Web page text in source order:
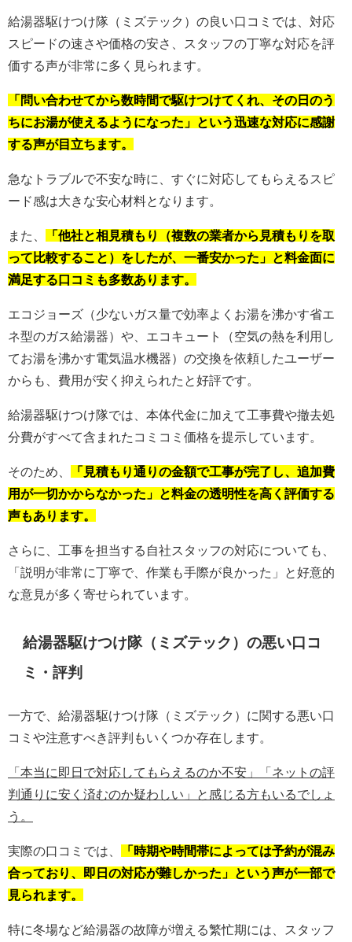
給湯器駆けつけ隊（ミズテック）の良い口コミでは、対応
スピードの速さや価格の安さ、スタッフの丁寧な対応を評
価する声が非常に多く見られます。
「問い合わせてから数時間で駆けつけてくれ、その日のう
ちにお湯が使えるようになった」という迅速な対応に感謝
する声が目立ちます。
急なトラブルで不安な時に、すぐに対応してもらえるスピ
ード感は大きな安心材料となります。
また、
「他社と相見積もり（複数の業者から見積もりを取
って比較すること）をしたが、一番安かった」と料金面に
満足する口コミも多数あります。
エコジョーズ（少ないガス量で効率よくお湯を沸かす省エ
ネ型のガス給湯器）や、エコキュート（空気の熱を利用し
てお湯を沸かす電気温水機器）の交換を依頼したユーザー
からも、費用が安く抑えられたと好評です。
給湯器駆けつけ隊では、本体代金に加えて工事費や撤去処
分費がすべて含まれたコミコミ価格を提示しています。
そのため、
「見積もり通りの金額で工事が完了し、追加費
用が一切かからなかった」と料金の透明性を高く評価する
声もあります。
さらに、工事を担当する自社スタッフの対応についても、
「説明が非常に丁寧で、作業も手際が良かった」と好意的
な意見が多く寄せられています。
給湯器駆けつけ隊（ミズテック）の悪い口コ
ミ・評判
一方で、給湯器駆けつけ隊（ミズテック）に関する悪い口
コミや注意すべき評判もいくつか存在します。
「本当に即日で対応してもらえるのか不安」「ネットの評
判通りに安く済むのか疑わしい」と感じる方もいるでしょ
う。
実際の口コミでは、
「時期や時間帯によっては予約が混み
合っており、即日の対応が難しかった」という声が一部で
見られます。
特に冬場など給湯器の故障が増える繁忙期には、スタッフ